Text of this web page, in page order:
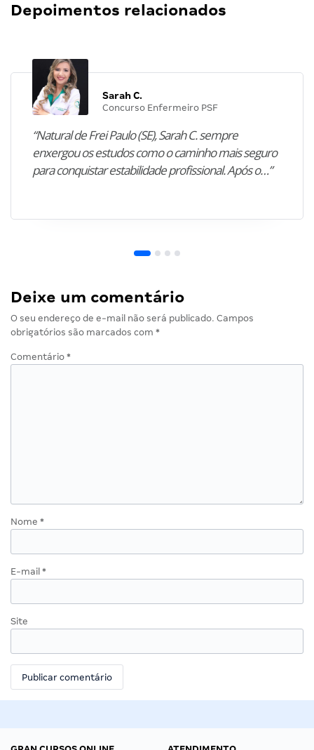
Depoimentos relacionados
Sarah C.
Concurso Enfermeiro PSF
“Natural de Frei Paulo (SE), Sarah C. sempre
enxergou os estudos como o caminho mais seguro
para conquistar estabilidade profissional. Após o…”
Deixe um comentário
O seu endereço de e-mail não será publicado. Campos
obrigatórios são marcados com *
Comentário *
Nome *
E-mail *
Site